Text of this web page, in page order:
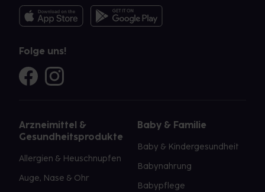
Folge uns!
Arzneimittel &
Gesundheitsprodukte
Allergien & Heuschnupfen
Auge, Nase & Ohr
Baby & Familie
Baby & Kindergesundheit
Babynahrung
Babypflege